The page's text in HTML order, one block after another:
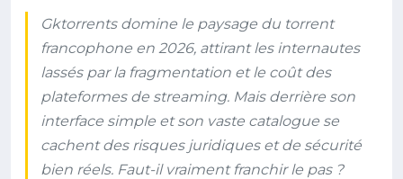
Gktorrents domine le paysage du torrent
francophone en 2026, attirant les internautes
lassés par la fragmentation et le coût des
plateformes de streaming. Mais derrière son
interface simple et son vaste catalogue se
cachent des risques juridiques et de sécurité
bien réels. Faut-il vraiment franchir le pas ?